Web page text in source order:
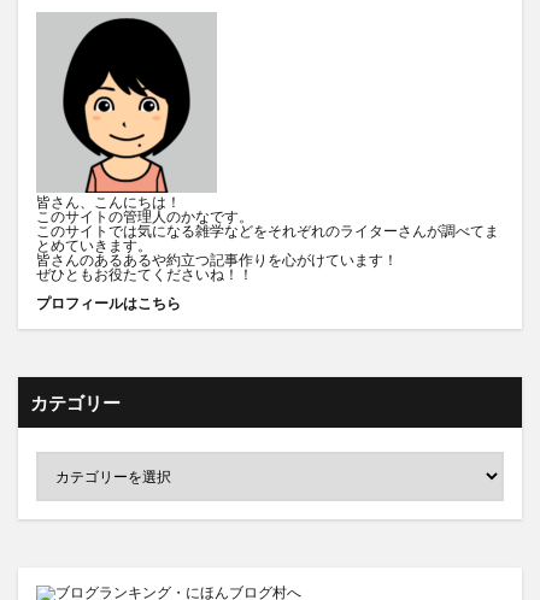
皆さん、こんにちは！
このサイトの管理人のかなです。
このサイトでは気になる雑学などをそれぞれのライターさんが調べてま
とめていきます。
皆さんのあるあるや約立つ記事作りを心がけています！
ぜひともお役たてくださいね！！
プロフィールはこちら
カテゴリー